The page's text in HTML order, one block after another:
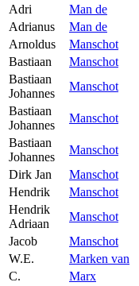
Adri
Man de
Adrianus
Man de
Arnoldus
Manschot
Bastiaan
Manschot
Bastiaan
Johannes
Manschot
Bastiaan
Johannes
Manschot
Bastiaan
Johannes
Manschot
Dirk Jan
Manschot
Hendrik
Manschot
Hendrik
Adriaan
Manschot
Jacob
Manschot
W.E.
Marken van
C.
Marx